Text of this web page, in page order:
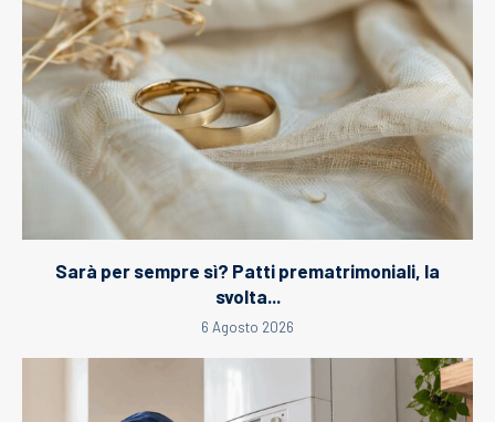
Sarà per sempre sì? Patti prematrimoniali, la
svolta...
6 Agosto 2026